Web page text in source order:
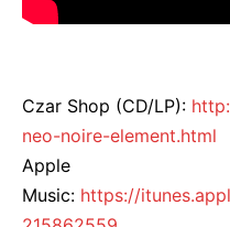
Czar Shop (CD/LP):
neo-noire-element.html
Apple
Music: https://